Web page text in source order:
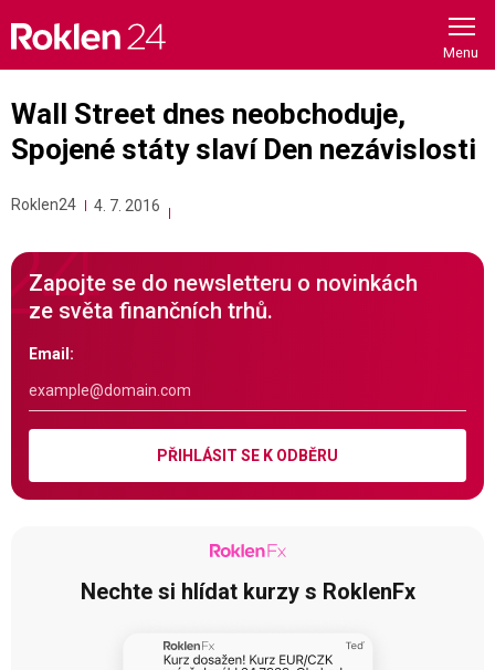
content
Wall Street dnes neobchoduje,
Spojené státy slaví Den nezávislosti
Roklen24 4. 7. 2016
Zapojte se do newsletteru o novinkách
ze světa finančních trhů.
Email:
PŘIHLÁSIT SE K ODBĚRU
Nechte si hlídat kurzy s RoklenFx